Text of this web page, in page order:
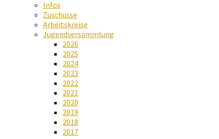
Infos
Zuschüsse
Arbeitskreise
Jugendversammlung
2026
2025
2024
2023
2022
2021
2020
2019
2018
2017